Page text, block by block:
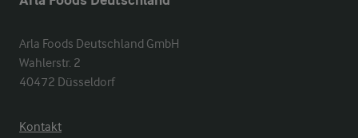
Arla Foods Deutschland GmbH
Wahlerstr. 2
40472 Düsseldorf
Kontakt